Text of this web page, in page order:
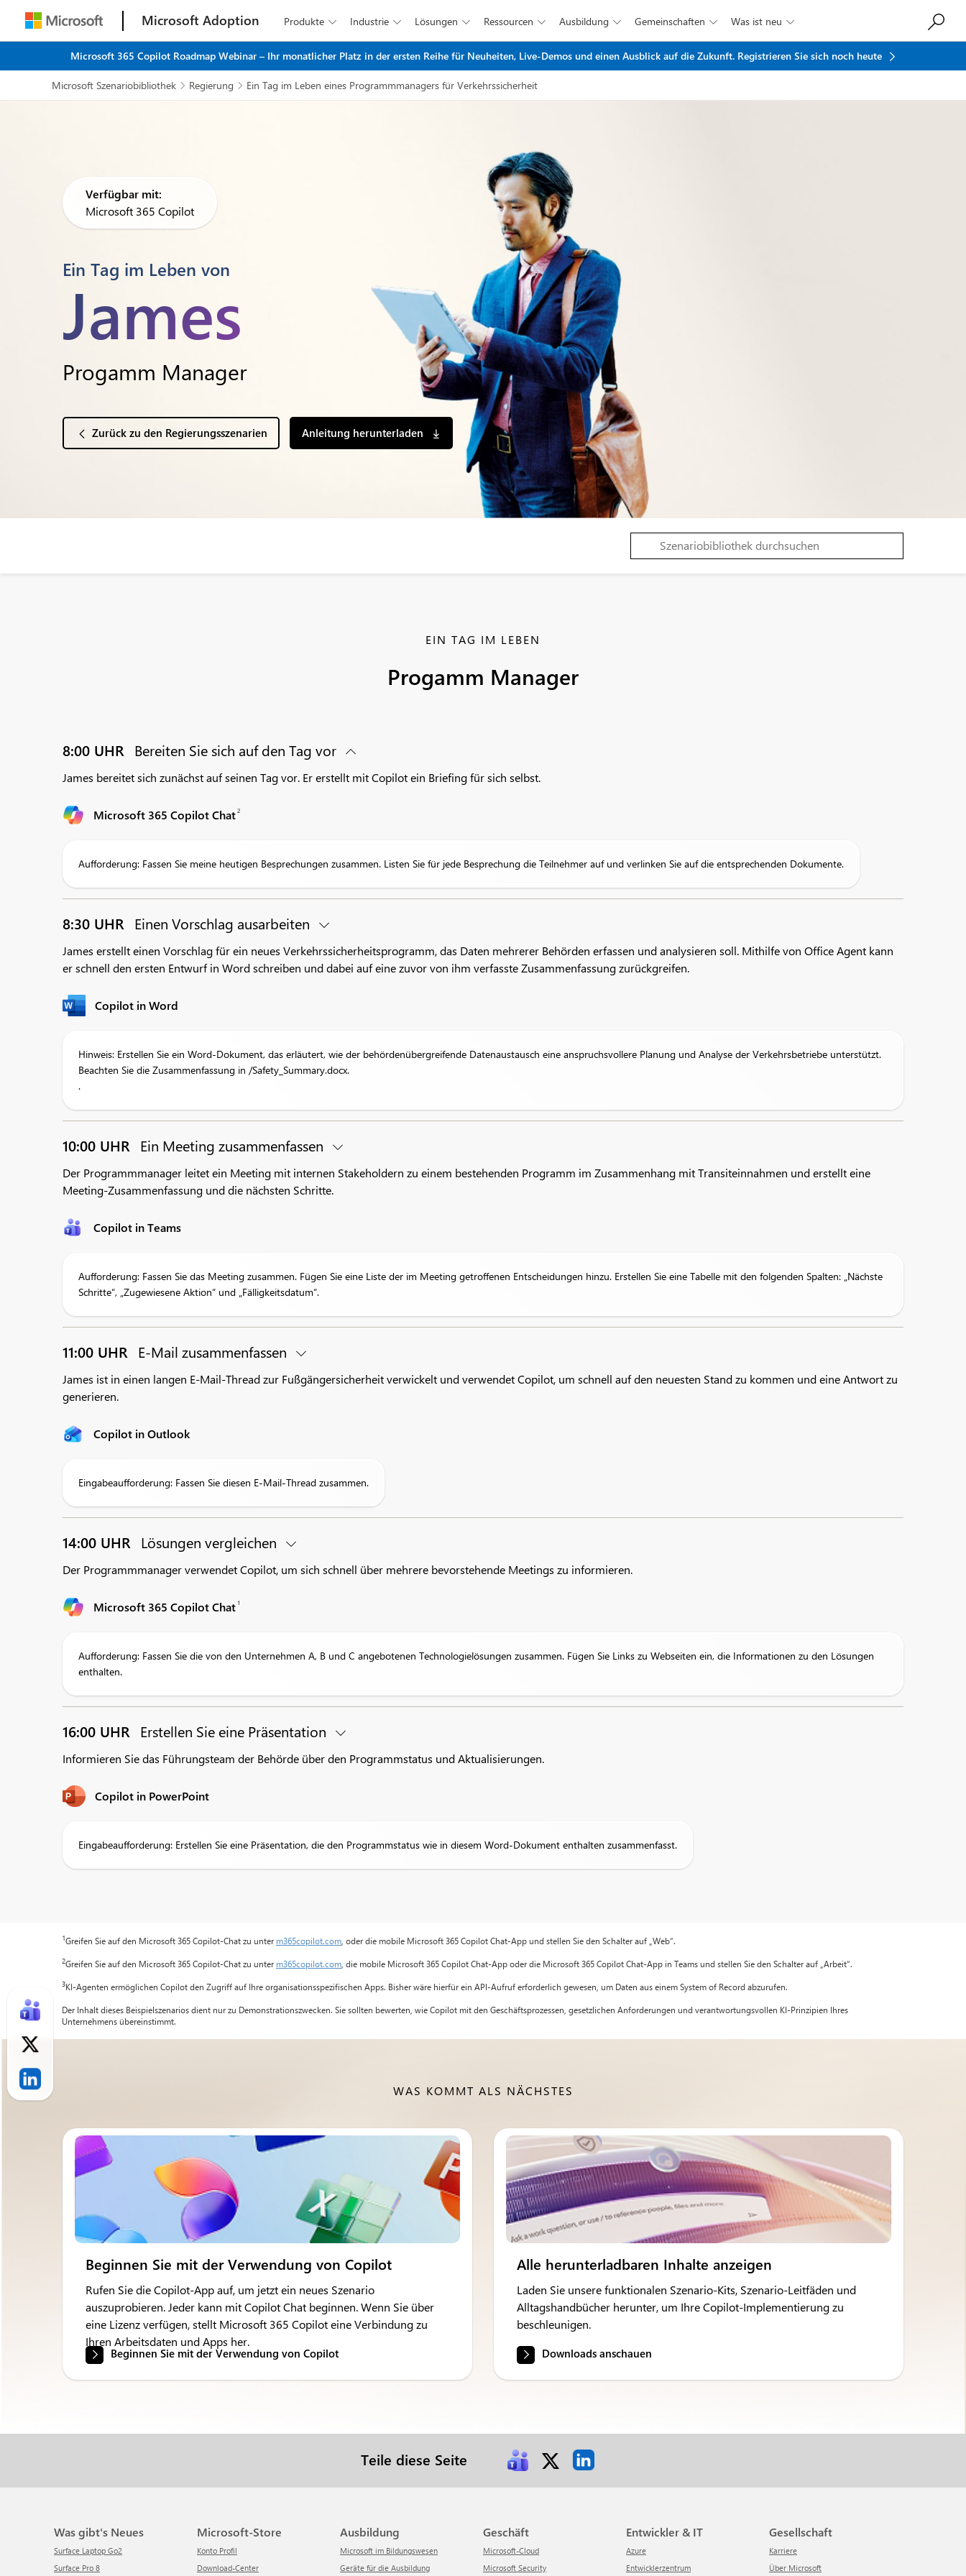
Zum Hauptinhalt springen
Microsoft Adoption Produkte  Industrie  Lösungen  Ressourcen  Ausbildung  Gemeinschaften  Was ist neu 
Microsoft 365 Copilot Roadmap Webinar – Ihr monatlicher Platz in der ersten Reihe für Neuheiten, Live-Demos und einen Ausblick auf die Zukunft. Registrieren Sie sich noch heute
Microsoft Szenariobibliothek  Regierung  Ein Tag im Leben eines Programmmanagers für Verkehrssicherheit
Verfügbar mit:
Microsoft 365 Copilot
Ein Tag im Leben von
James
Progamm Manager
Zurück zu den Regierungsszenarien Anleitung herunterladen
EIN TAG IM LEBEN
Progamm Manager
8:00 UHR Bereiten Sie sich auf den Tag vor
James bereitet sich zunächst auf seinen Tag vor. Er erstellt mit Copilot ein Briefing für sich selbst.
Microsoft 365 Copilot Chat2
Aufforderung: Fassen Sie meine heutigen Besprechungen zusammen. Listen Sie für jede Besprechung die Teilnehmer auf und verlinken Sie auf die entsprechenden Dokumente.
8:30 UHR Einen Vorschlag ausarbeiten
James erstellt einen Vorschlag für ein neues Verkehrssicherheitsprogramm, das Daten mehrerer Behörden erfassen und analysieren soll. Mithilfe von Office Agent kann
er schnell den ersten Entwurf in Word schreiben und dabei auf eine zuvor von ihm verfasste Zusammenfassung zurückgreifen.
Copilot in Word
Hinweis: Erstellen Sie ein Word-Dokument, das erläutert, wie der behördenübergreifende Datenaustausch eine anspruchsvollere Planung und Analyse der Verkehrsbetriebe unterstützt.
Beachten Sie die Zusammenfassung in /Safety_Summary.docx.
.
10:00 UHR Ein Meeting zusammenfassen
Der Programmmanager leitet ein Meeting mit internen Stakeholdern zu einem bestehenden Programm im Zusammenhang mit Transiteinnahmen und erstellt eine
Meeting-Zusammenfassung und die nächsten Schritte.
Copilot in Teams
Aufforderung: Fassen Sie das Meeting zusammen. Fügen Sie eine Liste der im Meeting getroffenen Entscheidungen hinzu. Erstellen Sie eine Tabelle mit den folgenden Spalten: „Nächste
Schritte“, „Zugewiesene Aktion“ und „Fälligkeitsdatum“.
11:00 UHR E-Mail zusammenfassen
James ist in einen langen E-Mail-Thread zur Fußgängersicherheit verwickelt und verwendet Copilot, um schnell auf den neuesten Stand zu kommen und eine Antwort zu
generieren.
Copilot in Outlook
Eingabeaufforderung: Fassen Sie diesen E-Mail-Thread zusammen.
14:00 UHR Lösungen vergleichen
Der Programmmanager verwendet Copilot, um sich schnell über mehrere bevorstehende Meetings zu informieren.
Microsoft 365 Copilot Chat 1
Aufforderung: Fassen Sie die von den Unternehmen A, B und C angebotenen Technologielösungen zusammen. Fügen Sie Links zu Webseiten ein, die Informationen zu den Lösungen
enthalten.
16:00 UHR Erstellen Sie eine Präsentation
Informieren Sie das Führungsteam der Behörde über den Programmstatus und Aktualisierungen.
Copilot in PowerPoint
Eingabeaufforderung: Erstellen Sie eine Präsentation, die den Programmstatus wie in diesem Word-Dokument enthalten zusammenfasst.
1Greifen Sie auf den Microsoft 365 Copilot-Chat zu unter m365copilot.com , oder die mobile Microsoft 365 Copilot Chat-App und stellen Sie den Schalter auf „Web“.
2Greifen Sie auf den Microsoft 365 Copilot-Chat zu unter m365copilot.com , die mobile Microsoft 365 Copilot Chat-App oder die Microsoft 365 Copilot Chat-App in Teams und stellen Sie den Schalter auf „Arbeit“.
3KI-Agenten ermöglichen Copilot den Zugriff auf Ihre organisationsspezifischen Apps. Bisher wäre hierfür ein API-Aufruf erforderlich gewesen, um Daten aus einem System of Record abzurufen.
Der Inhalt dieses Beispielszenarios dient nur zu Demonstrationszwecken. Sie sollten bewerten, wie Copilot mit den Geschäftsprozessen, gesetzlichen Anforderungen und verantwortungsvollen KI-Prinzipien Ihres
Unternehmens übereinstimmt.
WAS KOMMT ALS NÄCHSTES
Beginnen Sie mit der Verwendung von Copilot
Rufen Sie die Copilot-App auf, um jetzt ein neues Szenario
auszuprobieren. Jeder kann mit Copilot Chat beginnen. Wenn Sie über
eine Lizenz verfügen, stellt Microsoft 365 Copilot eine Verbindung zu
Ihren Arbeitsdaten und Apps her.
Beginnen Sie mit der Verwendung von Copilot
Alle herunterladbaren Inhalte anzeigen
Laden Sie unsere funktionalen Szenario-Kits, Szenario-Leitfäden und
Alltagshandbücher herunter, um Ihre Copilot-Implementierung zu
beschleunigen.
Downloads anschauen
Teile diese Seite
Was gibt's Neues
Surface Laptop Go2
Surface Pro 8
Microsoft-Store
Konto Profil
Download-Center
Ausbildung
Microsoft im Bildungswesen
Geräte für die Ausbildung
Geschäft
Microsoft-Cloud
Microsoft Security
Entwickler & IT
Azure
Entwicklerzentrum
Gesellschaft
Karriere
Über Microsoft